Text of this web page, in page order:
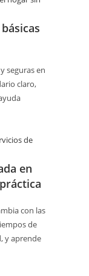
seguras en
claro,
en
con las
de
y aprende